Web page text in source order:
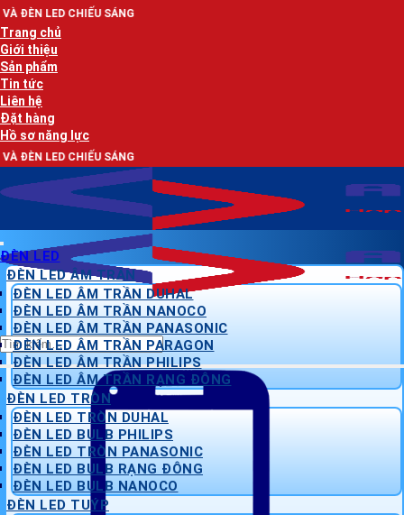
Bỏ
qua
nội
dung
SÁNG
Trang chủ
Giới thiệu
Sản phẩm
Tin tức
Liên hệ
Đặt hàng
Hồ sơ năng lực
SÁNG
Tìm
kiếm:
ĐÈN LED
ĐÈN LED ÂM TRẦN
ĐÈN LED ÂM TRẦN DUHAL
ĐÈN LED ÂM TRẦN NANOCO
ĐÈN LED ÂM TRẦN PANASONIC
ĐÈN LED ÂM TRẦN PARAGON
ĐÈN LED ÂM TRẦN PHILIPS
ĐÈN LED ÂM TRẦN RẠNG ĐÔNG
ĐÈN LED TRÒN
ĐÈN LED TRÒN DUHAL
ĐÈN LED BULB PHILIPS
ĐÈN LED TRÒN PANASONIC
ĐÈN LED BULB RẠNG ĐÔNG
ĐÈN LED BULB NANOCO
ĐÈN LED TUÝP